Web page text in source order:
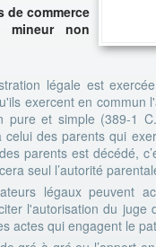
de commerce
mineur non
légale est
exercent en commun
pure et simple (389-1
des parents qui
parents est décédé,
seul l’autorité
légaux peuvent
l'autorisation du juge
actes qui engagent le